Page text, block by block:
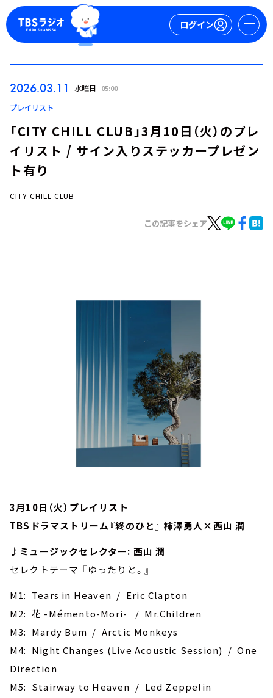
ログイン
2026.03.11 水曜日 05:00
プレイリスト
「CITY CHILL CLUB」3月10日（火）のプレ
イリスト / サイン入りステッカープレゼン
ト有り
CITY CHILL CLUB
この記事をシェア
3月10日（火）プレイリスト
TBSドラマストリーム『終のひと』 柿澤勇人×西山 潤
♪ミュージックセレクター: 西山 潤
セレクトテーマ 『ゆったりと。』
M1: Tears in Heaven / Eric Clapton
M2: 花 -Mémento-Mori- / Mr.Children
M3: Mardy Bum / Arctic Monkeys
M4: Night Changes (Live Acoustic Session) / One
Direction
M5: Stairway to Heaven / Led Zeppelin